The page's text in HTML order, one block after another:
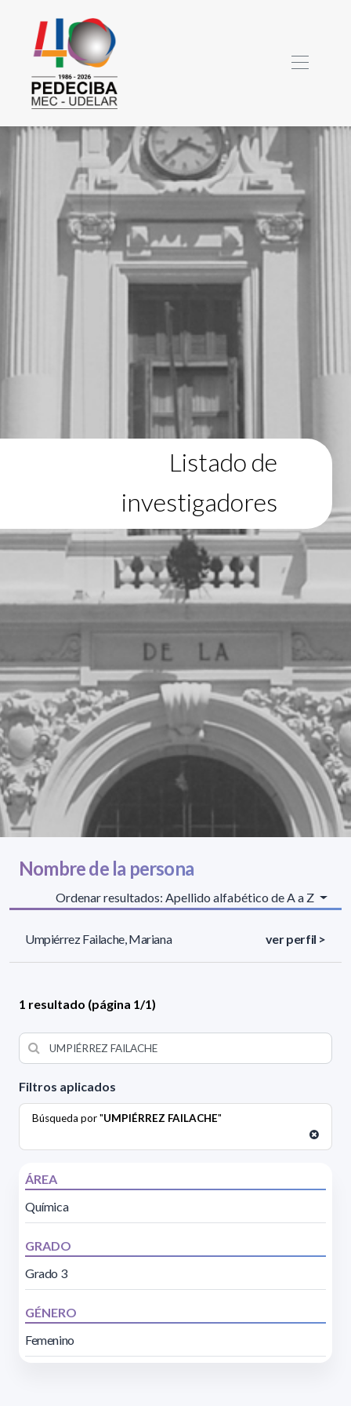
Listado de
investigadores
Filtros aplicados
Búsqueda por "UMPIÉRREZ FAILACHE"
ÁREA
Química
GRADO
Grado 3
GÉNERO
Femenino
Nombre de la persona
Ordenar resultados: Apellido alfabético de A a Z
Umpiérrez Failache, Mariana ver perfil >
1 resultado (página 1/1)